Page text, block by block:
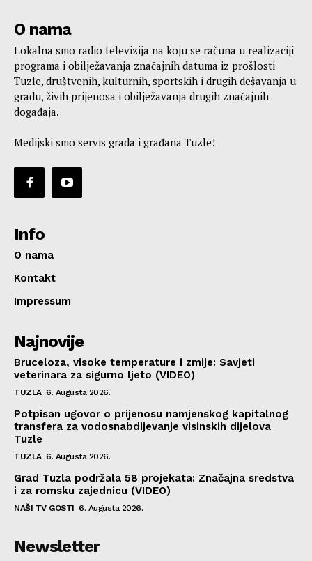
O nama
Lokalna smo radio televizija na koju se računa u realizaciji
programa i obilježavanja značajnih datuma iz prošlosti
Tuzle, društvenih, kulturnih, sportskih i drugih dešavanja u
gradu, živih prijenosa i obilježavanja drugih značajnih
događaja.
Medijski smo servis grada i građana Tuzle!
Info
O nama
Kontakt
Impressum
Najnovije
Bruceloza, visoke temperature i zmije: Savjeti
veterinara za sigurno ljeto (VIDEO)
TUZLA 6. Augusta 2026.
Potpisan ugovor o prijenosu namjenskog kapitalnog
transfera za vodosnabdijevanje visinskih dijelova
Tuzle
TUZLA 6. Augusta 2026.
Grad Tuzla podržala 58 projekata: Značajna sredstva
i za romsku zajednicu (VIDEO)
NAŠI TV GOSTI 6. Augusta 2026.
Newsletter